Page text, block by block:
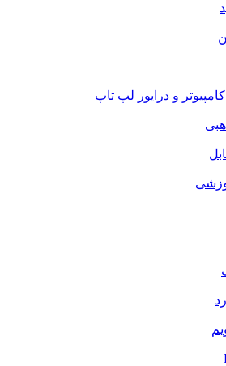
کامپیوتر و درایور لپ تاپ